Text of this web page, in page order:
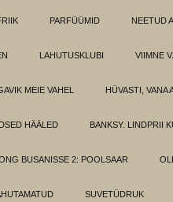
PARFÜÜMID NEETUD
LAHUTUSKLUBI VIIMNE
MEIE VAHEL HÜVASTI, VANA
HÄÄLED BANKSY. LINDPRII
BUSANISSE 2: POOLSAAR
SUVETÜDRUK